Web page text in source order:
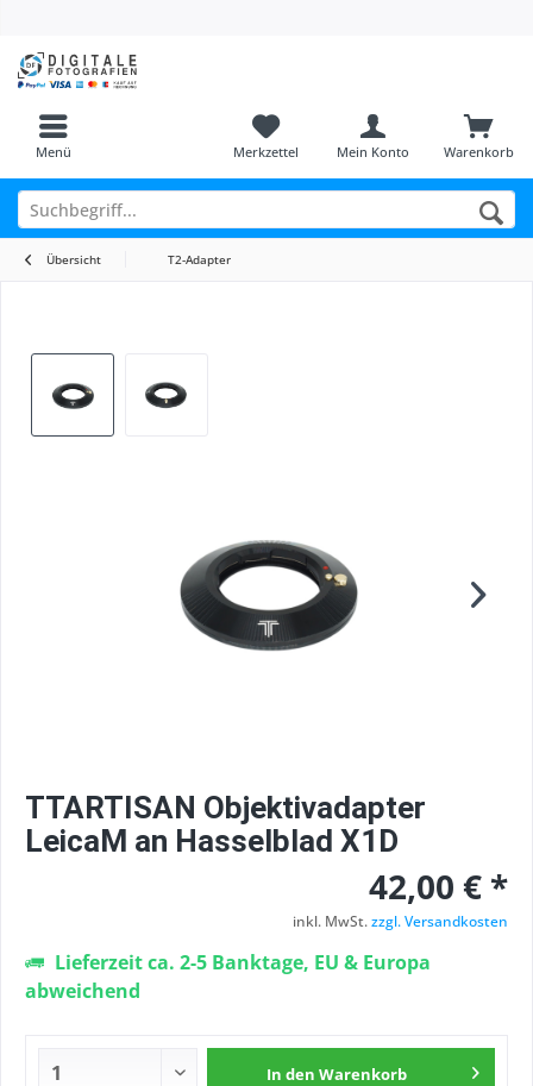
Menü Warenkorb
Merkzettel Mein Konto
Übersicht T2-Adapter
TTARTISAN Objektivadapter
LeicaM an Hasselblad X1D
42,00 € *
inkl. MwSt.zzgl. Versandkosten
Lieferzeit ca. 2-5 Banktage, EU & Europa
abweichend
In den Warenkorb